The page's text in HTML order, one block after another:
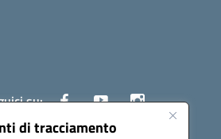
di tracciamento
su: